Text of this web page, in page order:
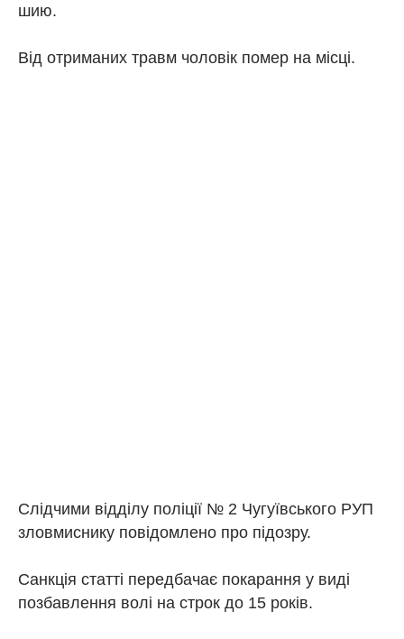
шию.
Від отриманих травм чоловік помер на місці.
Слідчими відділу поліції № 2 Чугуївського РУП
зловмиснику повідомлено про підозру.
Санкція статті передбачає покарання у виді
позбавлення волі на строк до 15 років.